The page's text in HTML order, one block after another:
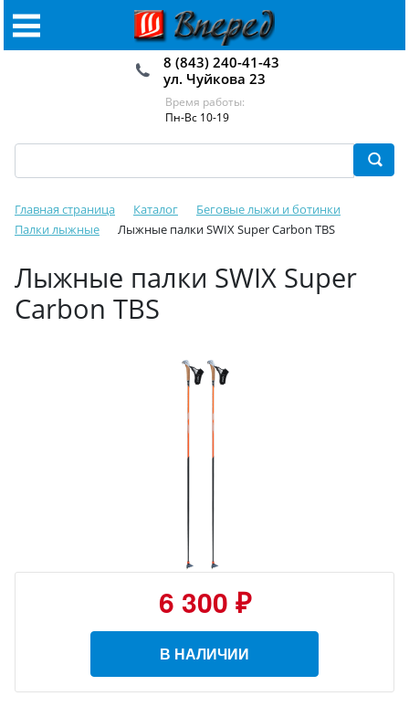
8 (843) 240-41-43
ул. Чуйкова 23
Время работы:
Пн-Вс 10-19
Главная страница Каталог
Беговые лыжи и ботинки
Палки лыжные
Лыжные палки SWIX Super Carbon TBS
Лыжные палки SWIX Super
Carbon TBS
6 300 ₽
В НАЛИЧИИ